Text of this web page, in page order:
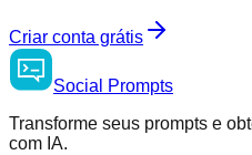
Criar conta grátis
Social
Prompts
Transforme seus prompts e
com IA.